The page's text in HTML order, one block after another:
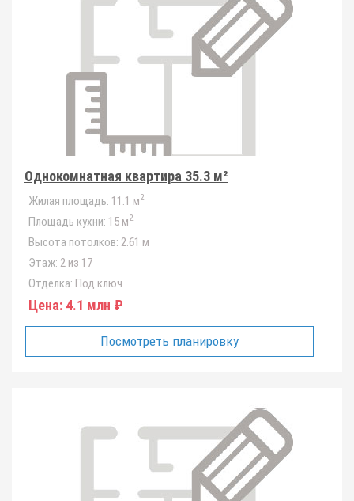
Однокомнатная квартира 35.3 м²
Жилая площадь: 11.1 м2
Площадь кухни: 15 м2
Высота потолков: 2.61 м
Этаж: 2 из 17
Отделка: Под ключ
Цена: 4.1 млн ₽
Посмотреть планировку